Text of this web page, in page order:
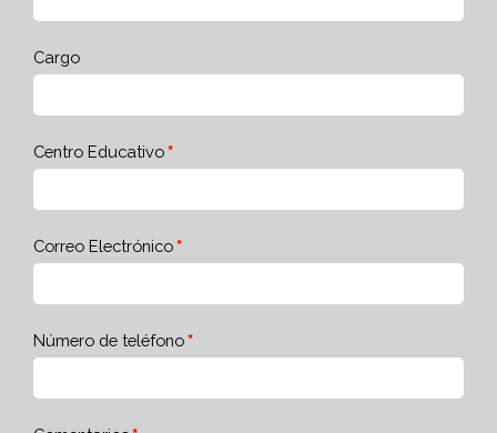
Cargo
Centro Educativo
Correo Electrónico
Número de teléfono